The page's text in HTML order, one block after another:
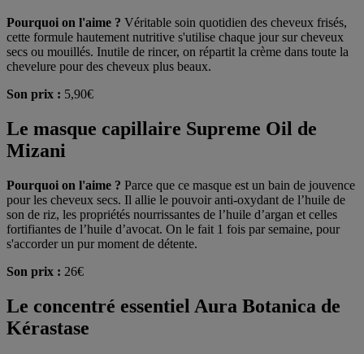
Pourquoi on l'aime ? Véritable soin quotidien des cheveux frisés,
cette formule hautement nutritive s'utilise chaque jour sur cheveux
secs ou mouillés. Inutile de rincer, on répartit la crème dans toute la
chevelure pour des cheveux plus beaux.
Son prix : 5,90€
Le masque capillaire Supreme Oil de
Mizani
Pourquoi on l'aime ? Parce que ce masque est un bain de jouvence
pour les cheveux secs. Il allie le pouvoir anti-oxydant de l’huile de
son de riz, les propriétés nourrissantes de l’huile d’argan et celles
fortifiantes de l’huile d’avocat. On le fait 1 fois par semaine, pour
s'accorder un pur moment de détente.
Son prix : 26€
Le concentré essentiel Aura Botanica de
Kérastase